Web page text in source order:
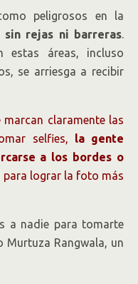
peligrosos en la
sin rejas ni barreras.
estas áreas, incluso
se arriesga a recibir
claramente las
selfies, la gente
a los bordes o
para lograr la foto más
a nadie para tomarte
Rangwala, un